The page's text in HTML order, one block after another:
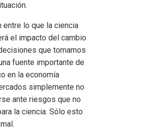
entre lo que la ciencia
el impacto del cambio
que tomamos
fuente importante de
en la economía
simplemente no
ante riesgos que no
la ciencia. Sólo esto